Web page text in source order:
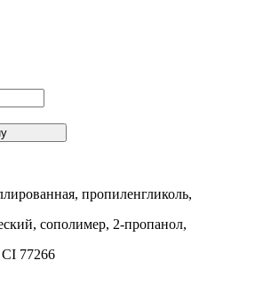
пропиленгликоль,
сополимер, 2-пропанол,
77266